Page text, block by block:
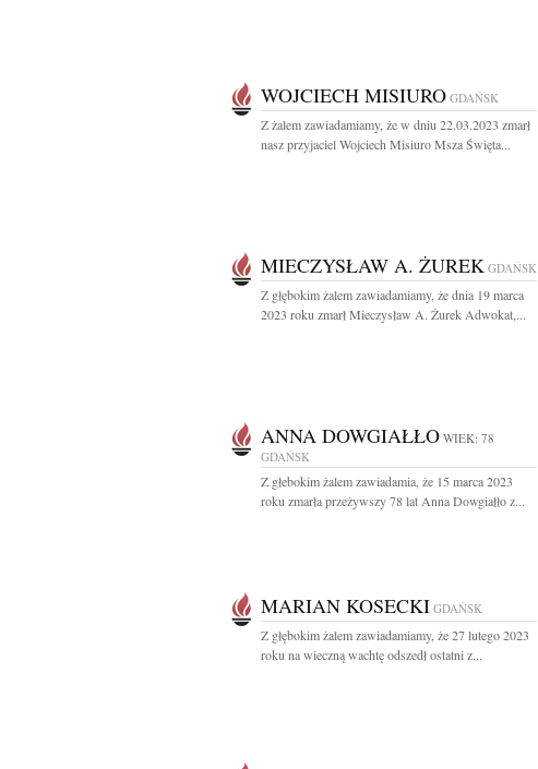
WOJCIECH MISIURO GDAŃSK
Z żalem zawiadamiamy, że w dniu 22.03.2023 zmarł
nasz przyjaciel Wojciech Misiuro Msza Święta...
MIECZYSŁAW A. ŻUREK GDAŃSK
Z głębokim żalem zawiadamiamy, że dnia 19 marca
2023 roku zmarł Mieczysław A. Żurek Adwokat,...
ANNA DOWGIAŁŁO WIEK: 78
GDAŃSK
Z głebokim żalem zawiadamia, że 15 marca 2023
roku zmarła przeżywszy 78 lat Anna Dowgiałło z...
MARIAN KOSECKI GDAŃSK
Z głębokim żalem zawiadamiamy, że 27 lutego 2023
roku na wieczną wachtę odszedł ostatni z...